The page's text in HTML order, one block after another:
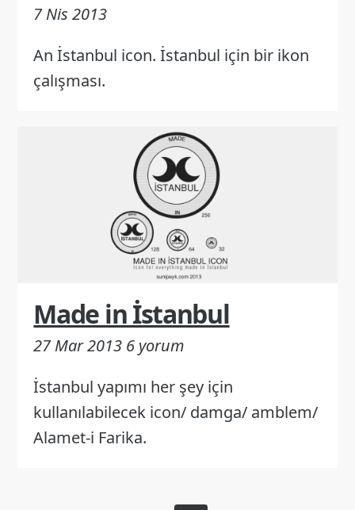
7 Nis 2013
An İstanbul icon. İstanbul için bir ikon
çalışması.
Made in İstanbul
27 Mar 2013 6 yorum
İstanbul yapımı her şey için
kullanılabilecek icon/ damga/ amblem/
Alamet-i Farika.